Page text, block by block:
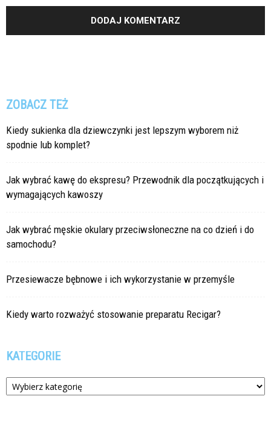
ZOBACZ TEŻ
Kiedy sukienka dla dziewczynki jest lepszym wyborem niż
spodnie lub komplet?
Jak wybrać kawę do ekspresu? Przewodnik dla początkujących i
wymagających kawoszy
Jak wybrać męskie okulary przeciwsłoneczne na co dzień i do
samochodu?
Przesiewacze bębnowe i ich wykorzystanie w przemyśle
Kiedy warto rozważyć stosowanie preparatu Recigar?
KATEGORIE
Kategorie